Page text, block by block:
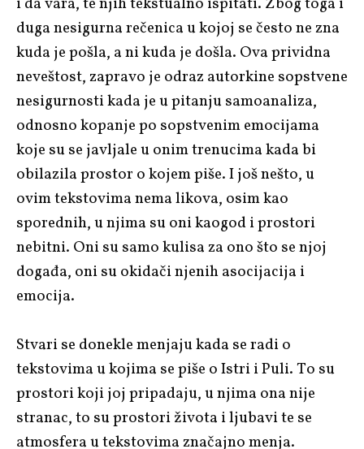
duga nesigurna rečenica u kojoj se često ne zna
kuda je pošla, a ni kuda je došla. Ova prividna
neveštost, zapravo je odraz autorkine sopstvene
nesigurnosti kada je u pitanju samoanaliza,
odnosno kopanje po sopstvenim emocijama
koje su se javljale u onim trenucima kada bi
obilazila prostor o kojem piše. I još nešto, u
ovim tekstovima nema likova, osim kao
sporednih, u njima su oni kaogod i prostori
nebitni. Oni su samo kulisa za ono što se njoj
događa, oni su okidači njenih asocijacija i
emocija.
Stvari se donekle menjaju kada se radi o
tekstovima u kojima se piše o Istri i Puli. To su
prostori koji joj pripadaju, u njima ona nije
stranac, to su prostori života i ljubavi te se
atmosfera u tekstovima značajno menja.